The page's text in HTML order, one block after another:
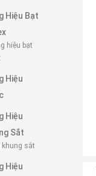
Hiệu Bạt
hiệu bạt
Hiệu
Hiệu
Sắt
khung sắt
Hiệu